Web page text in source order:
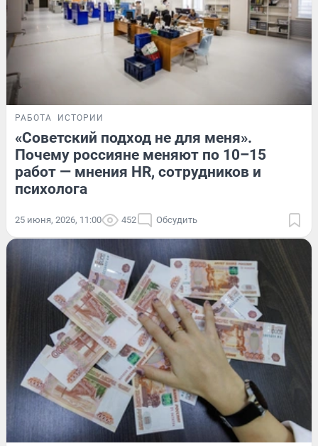
РАБОТА ИСТОРИИ
«Советский подход не для меня».
Почему россияне меняют по 10–15
работ — мнения HR, сотрудников и
психолога
25 июня, 2026, 11:00 452 Обсудить